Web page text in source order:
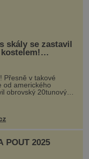
bole...
skály se zastavil
boží síla?
Přesně v takové
od amerického
obrovský 20tunový
POUŤ 2025